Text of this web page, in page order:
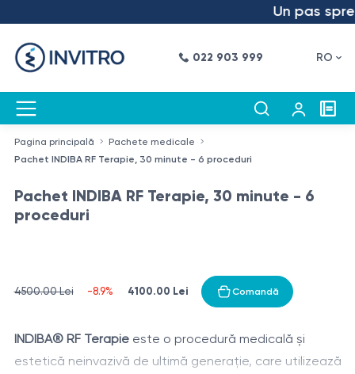
Un pas
022 903 999 RO
Pagina principală
Pachete medicale
Pachet INDIBA RF Terapie, 30 minute - 6 proceduri
Pachet INDIBA RF Terapie, 30 minute - 6
proceduri
4500.00 Lei -8.9% 4100.00 Lei Comandă
INDIBA® RF Terapieeste o procedură medicală și
estetică neinvazivă de ultimă generație, care utilizează